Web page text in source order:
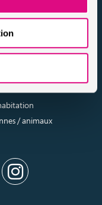
permis
risques
résiliés
auto
/ animaux